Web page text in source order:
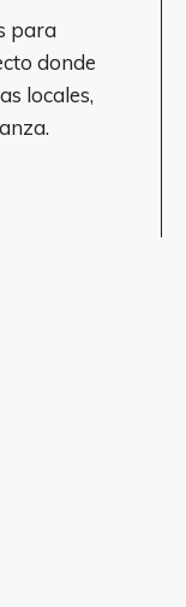
para
donde
locales,